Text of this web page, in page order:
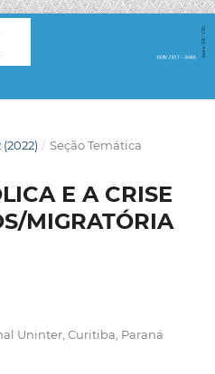
(2022) / Seção Temática
E A CRISE
MIGRATÓRIA
Uninter, Curitiba, Paraná